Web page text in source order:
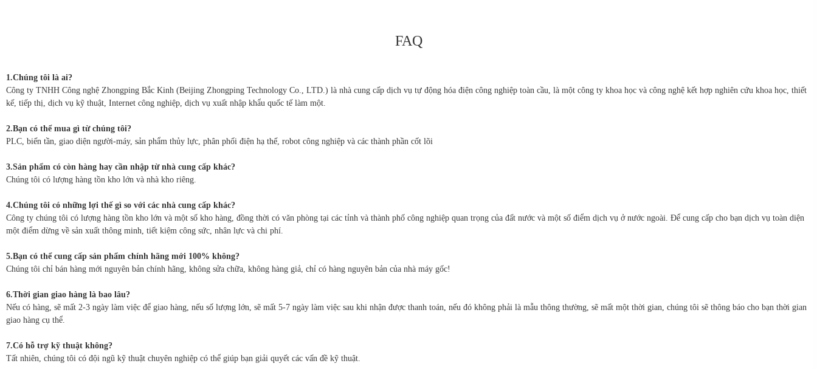
FAQ
1.Chúng tôi là ai?
Công ty TNHH Công nghệ Zhongping Bắc Kinh (Beijing Zhongping Technology Co., LTD.) là nhà cung cấp dịch vụ tự động hóa điện công nghiệp toàn cầu, là một công ty khoa học và công nghệ kết hợp nghiên cứu khoa học, thiết
kế, tiếp thị, dịch vụ kỹ thuật, Internet công nghiệp, dịch vụ xuất nhập khẩu quốc tế làm một.
2.Bạn có thể mua gì từ chúng tôi?
PLC, biến tần, giao diện người-máy, sản phẩm thủy lực, phân phối điện hạ thế, robot công nghiệp và các thành phần cốt lõi
3.Sản phẩm có còn hàng hay cần nhập từ nhà cung cấp khác?
Chúng tôi có lượng hàng tồn kho lớn và nhà kho riêng.
4.Chúng tôi có những lợi thế gì so với các nhà cung cấp khác?
Công ty chúng tôi có lượng hàng tồn kho lớn và một số kho hàng, đồng thời có văn phòng tại các tỉnh và thành phố công nghiệp quan trọng của đất nước và một số điểm dịch vụ ở nước ngoài. Để cung cấp cho bạn dịch vụ toàn diện
một điểm dừng về sản xuất thông minh, tiết kiệm công sức, nhân lực và chi phí.
5.Bạn có thể cung cấp sản phẩm chính hãng mới 100% không?
Chúng tôi chỉ bán hàng mới nguyên bản chính hãng, không sửa chữa, không hàng giả, chỉ có hàng nguyên bản của nhà máy gốc!
6.Thời gian giao hàng là bao lâu?
Nếu có hàng, sẽ mất 2-3 ngày làm việc để giao hàng, nếu số lượng lớn, sẽ mất 5-7 ngày làm việc sau khi nhận được thanh toán, nếu đó không phải là mẫu thông thường, sẽ mất một thời gian, chúng tôi sẽ thông báo cho bạn thời gian
giao hàng cụ thể.
7.Có hỗ trợ kỹ thuật không?
Tất nhiên, chúng tôi có đội ngũ kỹ thuật chuyên nghiệp có thể giúp bạn giải quyết các vấn đề kỹ thuật.